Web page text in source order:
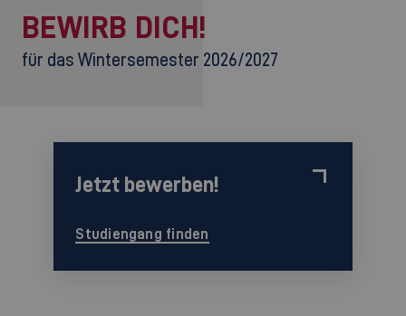
BEWIRB DICH!
für das Wintersemester 2026/2027
Jetzt bewerben!
Studiengang finden